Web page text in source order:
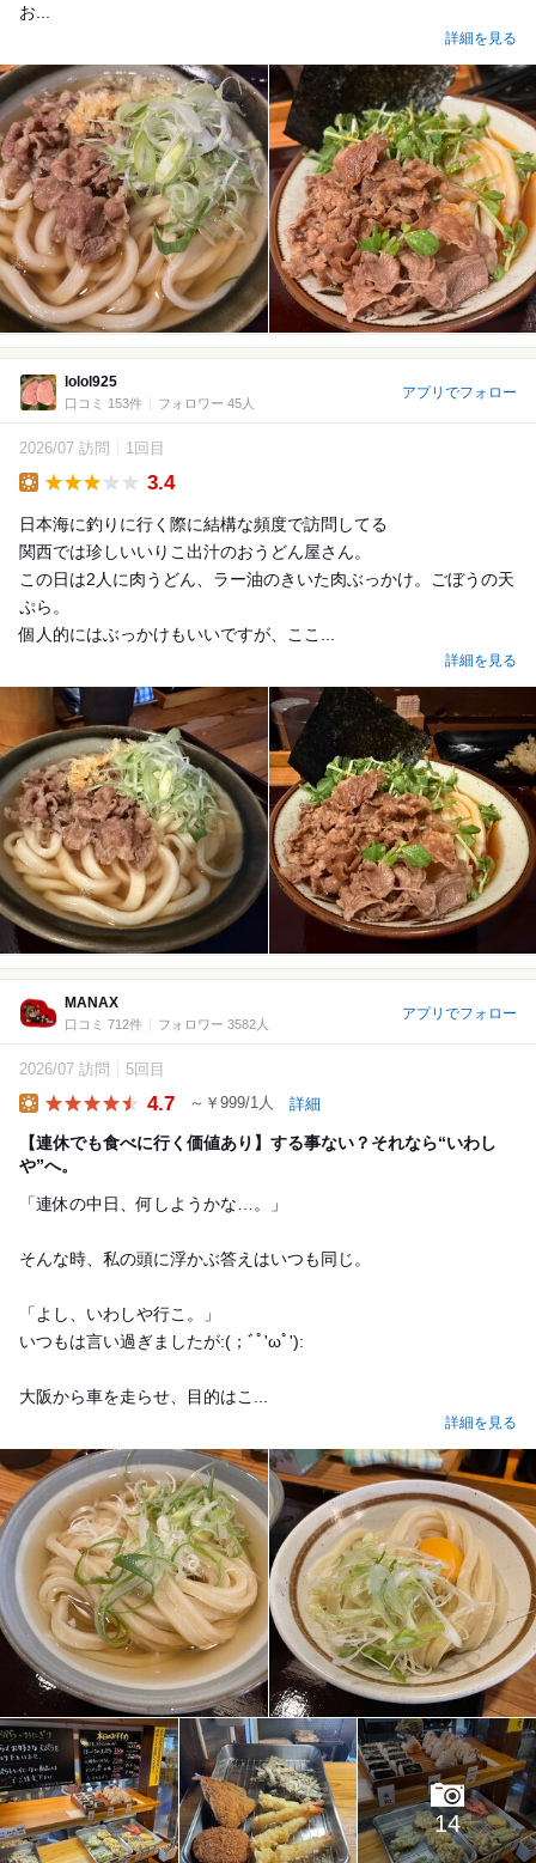
お...
詳細を見る
lolol925
口コミ 153件 フォロワー 45人
アプリでフォロー
2026/07 訪問 1回目
3.4
日本海に釣りに行く際に結構な頻度で訪問してる
関西では珍しいいりこ出汁のおうどん屋さん。
この日は2人に肉うどん、ラー油のきいた肉ぶっかけ。ごぼうの天
ぷら。
個人的にはぶっかけもいいですが、ここ...
詳細を見る
MANAX
口コミ 712件 フォロワー 3582人
アプリでフォロー
2026/07 訪問 5回目
4.7 ～￥999/1人 詳細
【連休でも食べに行く価値あり】する事ない？それなら“いわし
や”へ。
「連休の中日、何しようかな…。」
そんな時、私の頭に浮かぶ答えはいつも同じ。
「よし、いわしや行こ。」
いつもは言い過ぎましたが:(；ﾞﾟ'ωﾟ'):
大阪から車を走らせ、目的はこ...
詳細を見る
14